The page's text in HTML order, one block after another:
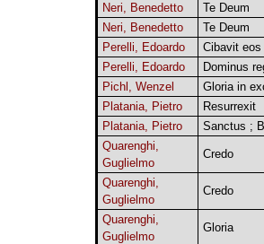
Neri, Benedetto
Te Deum
Neri, Benedetto
Te Deum
Perelli, Edoardo
Cibavit eos
Perelli, Edoardo
Dominus
Pichl, Wenzel
Gloria in
Platania, Pietro
Resurrexit
Platania, Pietro
Sanctus ;
Quarenghi,
Guglielmo
Credo
Quarenghi,
Guglielmo
Credo
Quarenghi,
Guglielmo
Gloria